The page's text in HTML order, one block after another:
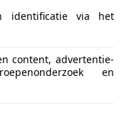
Voor
verder oplopen.
wat
dezelfde leeftijd,
bewezen
identificatie via het
content, advertentie-
en